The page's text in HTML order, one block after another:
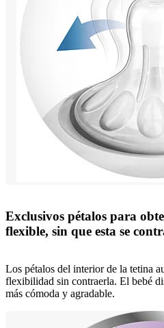
Exclusivos pétalos para
flexible, sin que esta se
Los pétalos del interior de la tetina
flexibilidad sin contraerla. El bebé
más cómoda y agradable.